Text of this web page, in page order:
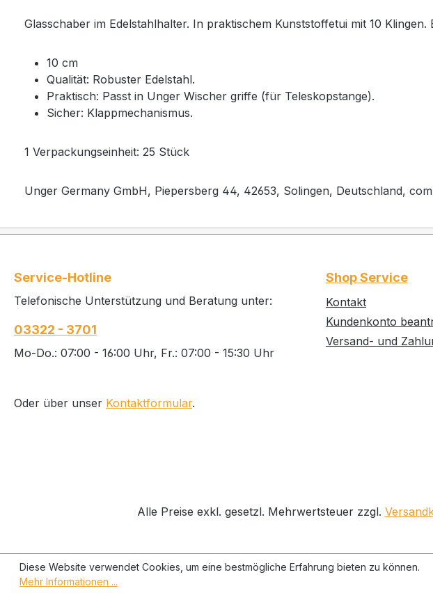
Glasschaber im Edelstahlhalter. In praktischem Kunststoffetui mit 10 Klingen.
10 cm
Qualität: Robuster Edelstahl.
Praktisch: Passt in Unger Wischer­ griffe (für Teleskopstange).
Sicher: Klappmechanismus.
1 Verpackungseinheit: 25 Stück
Unger Germany GmbH, Piepersberg 44, 42653, Solingen, Deutschland,
Service-Hotline
Telefonische Unterstützung und Beratung unter:
03322 - 3701
Mo-Do.: 07:00 - 16:00 Uhr, Fr.: 07:00 - 15:30 Uhr
Oder über unser Kontaktformular.
Shop Service
Kontakt
Kundenkonto
Versand- und
Alle Preise exkl. gesetzl. Mehrwertsteuer zzgl.
Diese Website verwendet Cookies, um eine bestmögliche Erfahrung bieten zu können.
Mehr Informationen ...